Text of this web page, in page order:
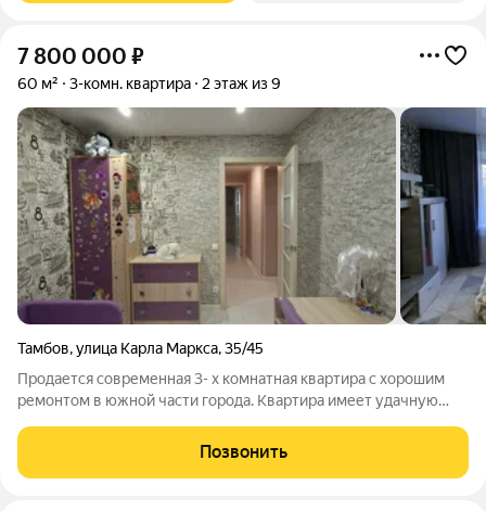
7 800 000 ₽
60 м² 3-комн. квартира 2 этаж из 9
Тамбов,улица Карла Маркса,35/45
Продается современная 3- х комнатная квартира с хорошим
ремонтом в южной части города. Квартира имеет удачную
пространства. Просторный коридор. Изолированные комнаты
прямоугольной формы с выходом на
Позвонить